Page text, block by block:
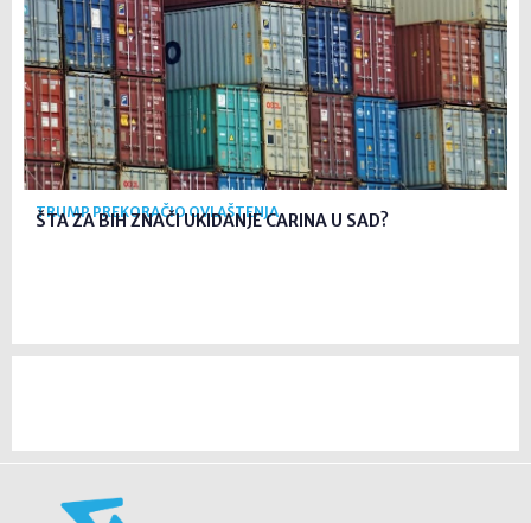
TRUMP PREKORAČIO OVLAŠTENJA
ŠTA ZA BIH ZNAČI UKIDANJE CARINA U SAD?